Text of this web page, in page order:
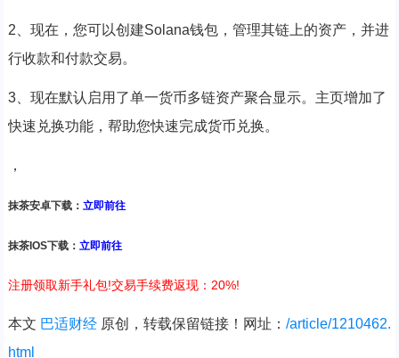
2、现在，您可以创建Solana钱包，管理其链上的资产，并进
行收款和付款交易。
3、现在默认启用了单一货币多链资产聚合显示。主页增加了
快速兑换功能，帮助您快速完成货币兑换。
，
抹茶安卓下载： 立即前往
抹茶IOS下载： 立即前往
注册领取新手礼包!交易手续费返现：20%!
本文 巴适财经原创，转载保留链接！网址： /article/1210462.
html